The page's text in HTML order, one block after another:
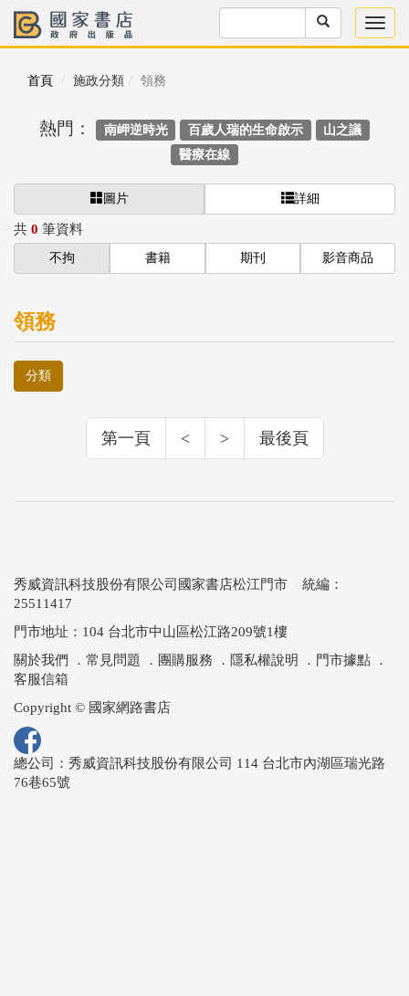
首頁 施政分類 領務
熱門： 南岬逆時光 百歲人瑞的生命啟示
山之議
醫療在線
圖片 詳細
共 0 筆資料
不拘 書籍 期刊 影音商品
領務
分類
第一頁 < > 最後頁
秀威資訊科技股份有限公司國家書店松江門市 統編：
25511417
門市地址：104 台北市中山區松江路209號1樓
關於我們 ． 常見問題 ． 團購服務 ． 隱私權說明 ． 門市據點 ．
客服信箱
Copyright © 國家網路書店
總公司：秀威資訊科技股份有限公司 114 台北市內湖區瑞光路
76巷65號